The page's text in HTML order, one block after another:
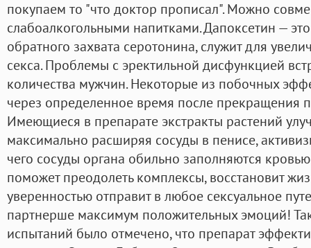
покупаем то "что доктор прописал". Можно
слабоалкогольными напитками. Дапоксетин —
обратного захвата серотонина, служит для
секса. Проблемы с эректильной дисфункцией
количества мужчин. Некоторые из побочных
через определенное время после прекращения
Имеющиеся в препарате экстракты растений
максимально расширяя сосуды в пенисе,
чего сосуды органа обильно заполняются
поможет преодолеть комплексы, восстановит
уверенностью отправит в любое сексуальное
партнерше максимум положительных эмоций!
испытаний было отмечено, что препарат